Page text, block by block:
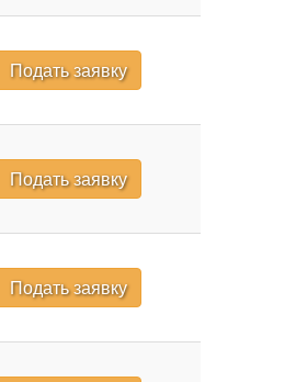
Подать заявку
Подать заявку
Подать заявку